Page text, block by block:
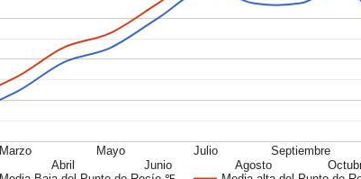
Marzo
Abril
Mayo
Junio
Julio
Agosto
Septiembre